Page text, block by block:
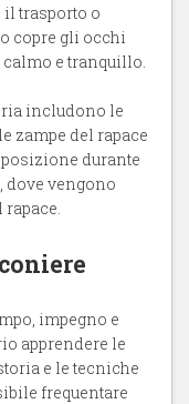
trasporto o
copre gli occhi
e tranquillo.
includono le
zampe del rapace
durante
dove vengono
impegno e
apprendere le
e le tecniche
frequentare